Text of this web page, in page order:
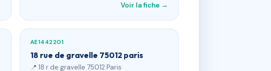
Voir la fiche →
AE1442201
18 rue de gravelle 75012 paris
📍 18 r de gravelle 75012 Paris